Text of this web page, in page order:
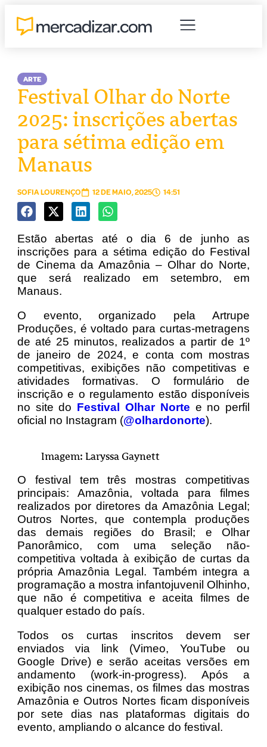
ARTE
Festival Olhar do Norte
2025: inscrições abertas
para sétima edição em
Manaus
SOFIA LOURENÇO 12 DE MAIO, 2025 14:51
Estão abertas até o dia 6 de junho as
inscrições para a sétima edição do Festival
de Cinema da Amazônia – Olhar do Norte,
que será realizado em setembro, em
Manaus.
O evento, organizado pela Artrupe
Produções, é voltado para curtas-metragens
de até 25 minutos, realizados a partir de 1º
de janeiro de 2024, e conta com mostras
competitivas, exibições não competitivas e
atividades formativas. O formulário de
inscrição e o regulamento estão disponíveis
no site do Festival Olhar Norte e no perfil
oficial no Instagram (@olhardonorte).
Imagem: Laryssa Gaynett
O festival tem três mostras competitivas
principais: Amazônia, voltada para filmes
realizados por diretores da Amazônia Legal;
Outros Nortes, que contempla produções
das demais regiões do Brasil; e Olhar
Panorâmico, com uma seleção não-
competitiva voltada à exibição de curtas da
própria Amazônia Legal. Também integra a
programação a mostra infantojuvenil Olhinho,
que não é competitiva e aceita filmes de
qualquer estado do país.
Todos os curtas inscritos devem ser
enviados via link (Vimeo, YouTube ou
Google Drive) e serão aceitas versões em
andamento (work-in-progress). Após a
exibição nos cinemas, os filmes das mostras
Amazônia e Outros Nortes ficam disponíveis
por sete dias nas plataformas digitais do
evento, ampliando o alcance do festival.